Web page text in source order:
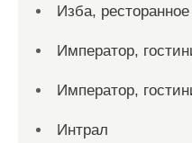
Изба,
Император,
Император,
Интрал